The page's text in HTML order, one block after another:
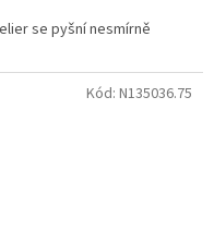
se pyšní nesmírně
Kód: N135036.75